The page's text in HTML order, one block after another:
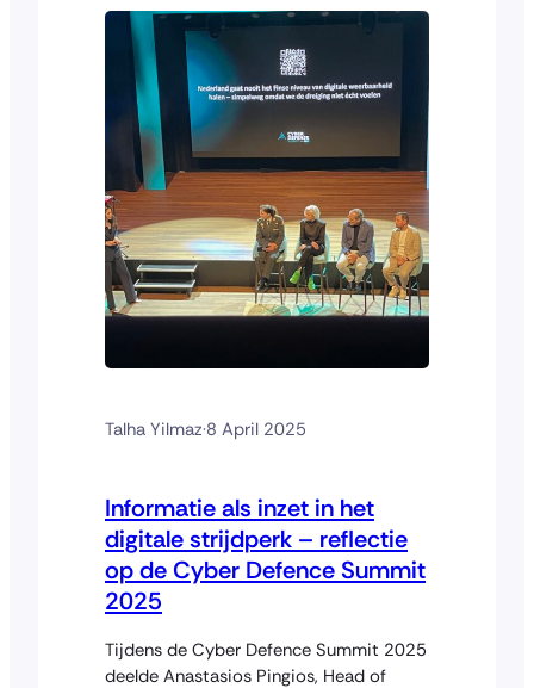
goed voedingsmiddelen,
schoonmaakdiensten, transport of AI-
oplossingen. En u doet dat professioneel
en betrouwbaar. Maar…
Talha Yilmaz·8 April 2025
Informatie als inzet in het
digitale strijdperk – reflectie
op de Cyber Defence Summit
2025
Tijdens de Cyber Defence Summit 2025
deelde Anastasios Pingios, Head of